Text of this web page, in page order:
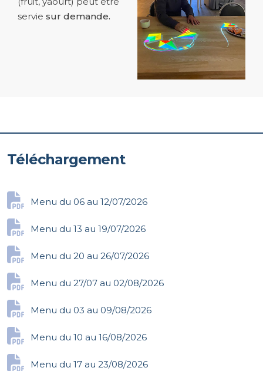
servie sur demande.
Téléchargement
Menu du 06 au 12/07/2026
Menu du 13 au 19/07/2026
Menu du 20 au 26/07/2026
Menu du 27/07 au 02/08/2026
Menu du 03 au 09/08/2026
Menu du 10 au 16/08/2026
Menu du 17 au 23/08/2026